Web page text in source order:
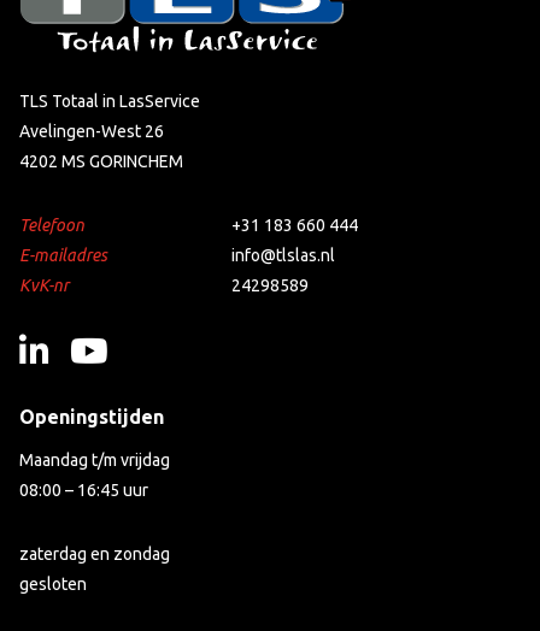
TLS Totaal in LasService
Avelingen-West 26
4202 MS GORINCHEM
Telefoon
+31 183 660 444
E-mailadres
info@tlslas.nl
KvK-nr
24298589
Openingstijden
Maandag t/m vrijdag
08:00 – 16:45 uur
zaterdag en zondag
gesloten